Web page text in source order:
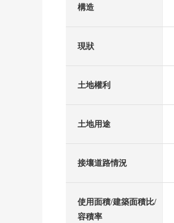
構造
現狀
土地權利
土地用途
接壤道路情況
使用面積/建築面積比/
容積率